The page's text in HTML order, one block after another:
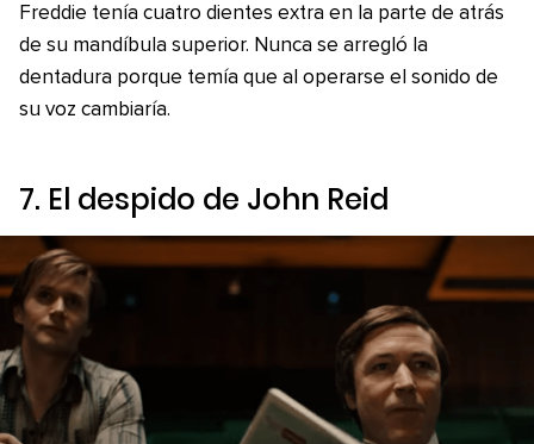
Freddie tenía cuatro dientes extra en la parte de atrás
de su mandíbula superior. Nunca se arregló la
dentadura porque temía que al operarse el sonido de
su voz cambiaría.
7. El despido de John Reid